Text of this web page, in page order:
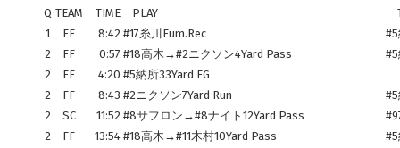
Q TEAM TIME PLAY
1
FF 8:42 #17糸川Fum.Rec
2
FF 0:57 #18高木→#2ニクソン4Yard Pass
2
FF 4:20 #5納所33Yard FG
2
FF 8:43 #2ニクソン7Yard Run
2
SC 11:52 #8サフロン→#8ナイト12Yard Pass
2
FF 13:54 #18高木→#11木村10Yard Pass